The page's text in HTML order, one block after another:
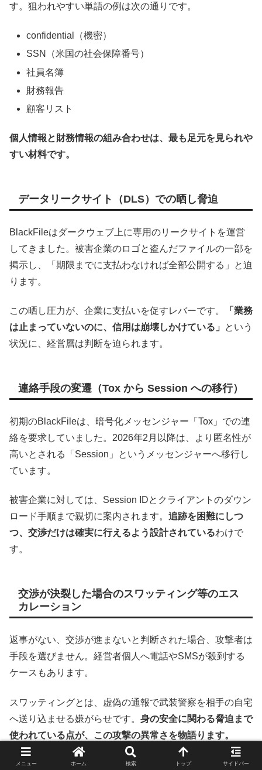
す。狙われやすい単語の例は次の通りです。
confidential（機密）
SSN（米国の社会保障番号）
社員名簿
財務報告
顧客リスト
個人情報と財務情報の組み合わせは、最も足元を見られや
すい材料です。
データリークサイト（DLS）での晒し脅迫
BlackFileはダークウェブ上に専用のリークサイトを運営
してきました。被害企業のロゴと盗んだファイルの一部を
掲示し、「期限までに支払わなければ全部公開する」と迫
ります。
この晒し圧力が、企業に支払いを促すレバーです。
「業務
は止まっていないのに、信用は崩壊しかけている」
という
状況に、経営層は判断を迫られます。
連絡手段の変遷（Tox から Session への移行）
初期のBlackFileは、暗号化メッセンジャー「Tox」での連
絡を要求していました。2026年2月以降は、より匿名性が
高いとされる「Session」というメッセンジャーへ移行し
ています。
被害企業に対しては、Session IDとクライアントのダウン
ロード手順まで親切に案内されます。 追跡を困難にしつ
つ、交渉だけは確実に行えるよう設計されているわけで
す。
交渉が決裂した場合のスワッティング等のエス
カレーション
返事がない、交渉が進まないと判断された場合、攻撃者は
手段を選びません。経営者個人へ電話やSMSが殺到する
ケースもあります。
スワッティングとは、虚偽の通報で武装警察を相手の自宅
へ送り込ませる嫌がらせです。 身の安全に関わる脅迫まで
使われている点が、この攻撃の異常さを物語ります。
メニュー ホーム 検索 トップ サイドバー